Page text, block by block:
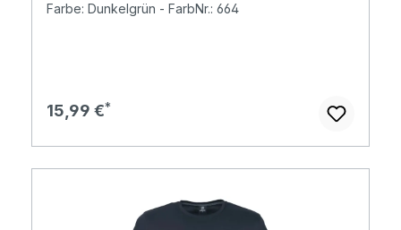
Farbe: Dunkelgrün - FarbNr.: 664
Regulärer Preis:
15,99 €